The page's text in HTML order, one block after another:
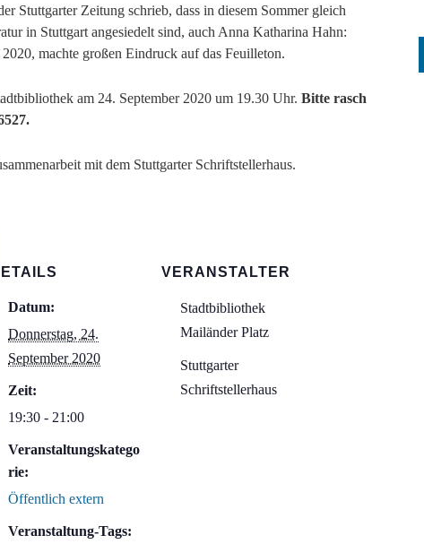
Stuttgarter Zeitung schrieb, dass in diesem Sommer gleich
in Stuttgart angesiedelt sind, auch Anna Katharina Hahn:
machte großen Eindruck auf das Feuilleton.
am 24. September 2020 um 19.30 Uhr. Bitte rasch
mit dem Stuttgarter Schriftstellerhaus.
Datum:
Donnerstag, 24.
September 2020
Zeit:
19:30 - 21:00
Veranstaltungskatego
rie:
Öffentlich extern
Veranstaltung-Tags:
VERANSTALTER
Stadtbibliothek
Mailänder Platz
Stuttgarter
Schriftstellerhaus